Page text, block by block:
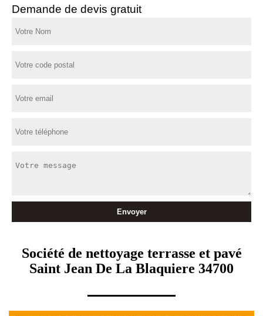
Demande de devis gratuit
Société de nettoyage terrasse et pavé
Saint Jean De La Blaquiere 34700